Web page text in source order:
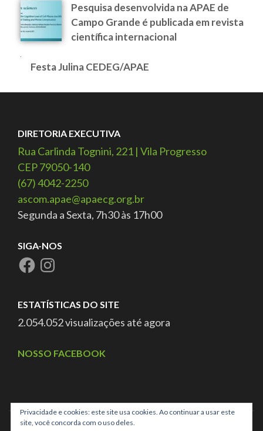
Pesquisa desenvolvida na APAE de
Campo Grande é publicada em revista
científica internacional
Festa Julina CEDEG/APAE
DIRETORIA EXECUTIVA
Rua Carlinda Tognini, 221 | Vila Progresso
CEP 79050-140
(67) 4042-2250
ascom.apae@apaecg.org.br
Segunda a Sexta, 7h30 às 17h00
SIGA-NOS
ESTATÍSTICAS DO SITE
2.054.052 visualizações até agora
NOSSO FACEBOOK
Privacidade e cookies: este site usa cookies. Ao continuar a usar este
site, você concorda com o uso deles.